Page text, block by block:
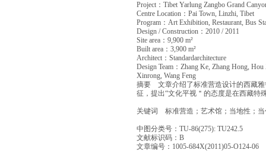
Project：Tibet Yarlung Zangbo Grand
Centre Location：Pai Town, Linzhi, Tibet
Program：Art Exhibition, Restaurant, Bus
Design / Construction：2010 / 2011
Site area：9,900 m²
Built area：3,900 m²
Architect：Standardarchitecture
Design Team：Zhang Ke, Zhang Hong,
Xinrong, Wang Feng
摘要 文章介绍了标准营造设计的西藏雅
征，提出“文化平视＂的态度是在西藏特
关键词 标准营造；艺术馆；当地性；当
中图分类号：TU-86(275): TU242.5
文献标识码：B
文章编号：1005-684X(2011)05-O124-06